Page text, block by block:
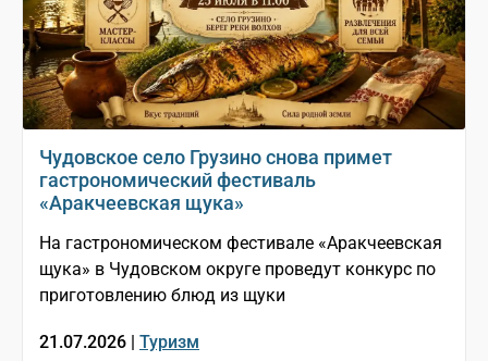
Чудовское село Грузино снова примет
гастрономический фестиваль
«Аракчеевская щука»
На гастрономическом фестивале «Аракчеевская
щука» в Чудовском округе проведут конкурс по
приготовлению блюд из щуки
21.07.2026 | Туризм